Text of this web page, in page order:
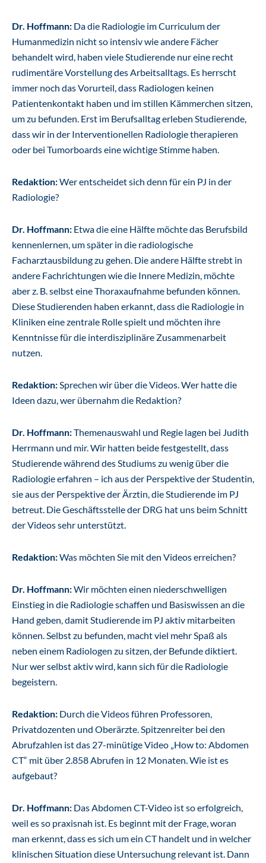
Dr. Hoffmann: Da die Radiologie im Curriculum der
Humanmedizin nicht so intensiv wie andere Fächer
behandelt wird, haben viele Studierende nur eine recht
rudimentäre Vorstellung des Arbeitsalltags. Es herrscht
immer noch das Vorurteil, dass Radiologen keinen
Patientenkontakt haben und im stillen Kämmerchen sitzen,
um zu befunden. Erst im Berufsalltag erleben Studierende,
dass wir in der Interventionellen Radiologie therapieren
oder bei Tumorboards eine wichtige Stimme haben.
Redaktion:Wer entscheidet sich denn für ein PJ in der
Radiologie?
Dr. Hoffmann: Etwa die eine Hälfte möchte das Berufsbild
kennenlernen, um später in die radiologische
Facharztausbildung zu gehen. Die andere Hälfte strebt in
andere Fachrichtungen wie die Innere Medizin, möchte
aber z. B. selbst eine Thoraxaufnahme befunden können.
Diese Studierenden haben erkannt, dass die Radiologie in
Kliniken eine zentrale Rolle spielt und möchten ihre
Kenntnisse für die interdisziplinäre Zusammenarbeit
nutzen.
Redaktion:Sprechen wir über die Videos. Wer hatte die
Ideen dazu, wer übernahm die Redaktion?
Dr. Hoffmann:Themenauswahl und Regie lagen bei Judith
Herrmann und mir. Wir hatten beide festgestellt, dass
Studierende während des Studiums zu wenig über die
Radiologie erfahren – ich aus der Perspektive der Studentin,
sie aus der Perspektive der Ärztin, die Studierende im PJ
betreut. Die Geschäftsstelle der DRG hat uns beim Schnitt
der Videos sehr unterstützt.
Redaktion:Was möchten Sie mit den Videos erreichen?
Dr. Hoffmann:Wir möchten einen niederschwelligen
Einstieg in die Radiologie schaffen und Basiswissen an die
Hand geben, damit Studierende im PJ aktiv mitarbeiten
können. Selbst zu befunden, macht viel mehr Spaß als
neben einem Radiologen zu sitzen, der Befunde diktiert.
Nur wer selbst aktiv wird, kann sich für die Radiologie
begeistern.
Redaktion: Durch die Videos führen Professoren,
Privatdozenten und Oberärzte. Spitzenreiter bei den
Abrufzahlen ist das 27-minütige Video „How to: Abdomen
CT“ mit über 2.858 Abrufen in 12 Monaten. Wie ist es
aufgebaut?
Dr. Hoffmann: Das Abdomen CT-Video ist so erfolgreich,
weil es so praxisnah ist. Es beginnt mit der Frage, woran
man erkennt, dass es sich um ein CT handelt und in welcher
klinischen Situation diese Untersuchung relevant ist. Dann